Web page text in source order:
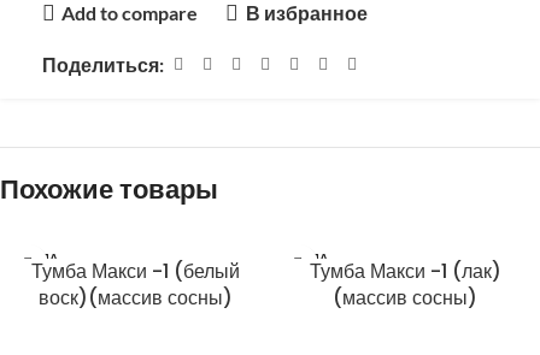
Add to compare В избранное
Поделиться:
Похожие товары
ПРОДА
НО
КРЕДИТ 4%
Тумба Макси -1 (белый
воск)(массив сосны)
ПРОДА
КРЕДИТ 4%
Тумба Макси -1 (лак)
(массив сосны)